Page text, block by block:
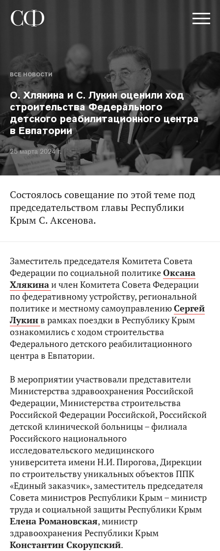
ВСЕ НОВОСТИ
О. Хлякина и С. Лукин оценили ход
строительства Федерального
детского реабилитационного центра
в Евпатории
25 марта 2024 г.
Состоялось совещание по этой теме под
председательством главы Республики
Крым С. Аксенова.
Заместитель председателя Комитета Совета
Федерации по социальной политикеОксана
Хлякинаи член Комитета Совета Федерации
по федеративному устройству, региональной
политике и местному самоуправлениюСергей
Лукинв рамках поездки в Республику Крым
ознакомились с ходом строительства
Федерального детского реабилитационного
центра в Евпатории.
В мероприятии участвовали представители
Министерства здравоохранения Российской
Федерации, Министерства строительства
Российской Федерации Российской, Российской
детской клинической больницы – филиала
Российского национального
исследовательского медицинского
университета имени Н.И. Пирогова, Дирекции
по строительству уникальных объектов ППК
«Единый заказчик», заместитель председателя
Совета министров Республики Крым – министр
труда и социальной защиты Республики Крым
Елена Романовская, министр
здравоохранения Республики Крым
Константин Скорупский.